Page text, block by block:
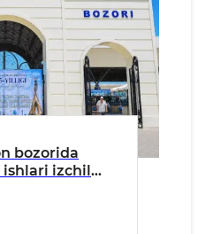
bozorida
izchil